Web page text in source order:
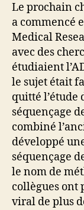
Le prochain
a commencé
Medical
avec des
étudiaient
le sujet était
quitté l’étude
séquençage
combiné
développé
séquençage
le nom de
collègues ont
viral de plus